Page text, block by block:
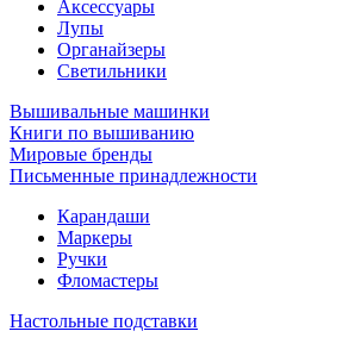
Аксессуары
Лупы
Органайзеры
Светильники
Вышивальные машинки
Книги по вышиванию
Мировые бренды
Письменные принадлежности
Карандаши
Маркеры
Ручки
Фломастеры
Настольные подставки